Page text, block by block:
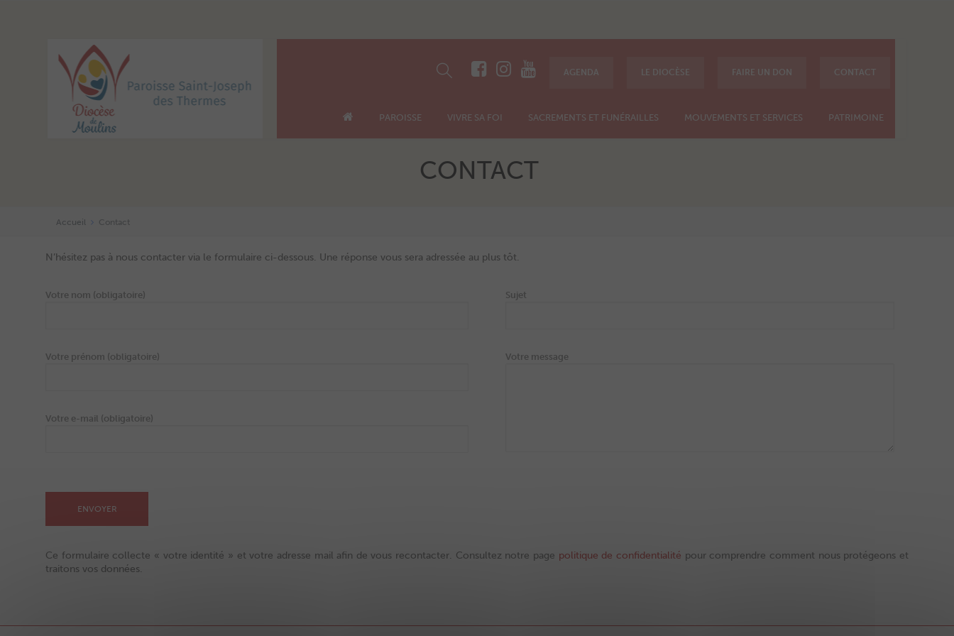
AGENDA LE DIOCÈSE FAIRE UN DON CONTACT
PAROISSE VIVRE SA FOI SACREMENTS ET FUNÉRAILLES MOUVEMENTS ET SERVICES PATRIMOINE
CONTACT
Accueil Contact
N’hésitez pas à nous contacter via le formulaire ci-dessous. Une réponse vous sera adressée au plus tôt.
Votre nom (obligatoire)
Votre prénom (obligatoire)
Votre e-mail (obligatoire)
Sujet
Votre message
Ce formulaire collecte « votre identité » et votre adresse mail afin de vous recontacter. Consultez notre page politique de confidentialité pour comprendre comment nous protégeons et
traitons vos données.